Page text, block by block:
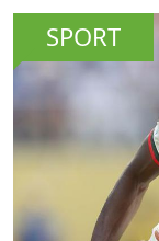
SPORT